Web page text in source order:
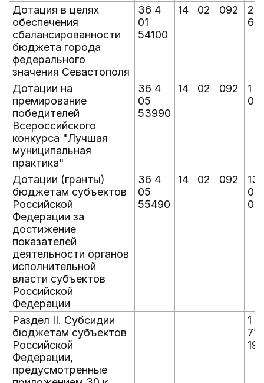
Дотация в целях
обеспечения
сбалансированности
бюджета города
федерального
значения Севастополя
36 4
01
54100
14 02 092
2
Дотации на
премирование
победителей
Всероссийского
конкурса "Лучшая
муниципальная
практика"
36 4
05
53990
14 02 092
1
Дотации (гранты)
бюджетам субъектов
Российской
Федерации за
достижение
показателей
деятельности органов
исполнительной
власти субъектов
Российской
Федерации
36 4
05
55490
14 02 092
13
Раздел II. Субсидии
бюджетам субъектов
Российской
Федерации,
предусмотренные
1
718